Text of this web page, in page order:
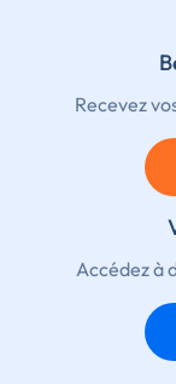
Recevez
Accédez à